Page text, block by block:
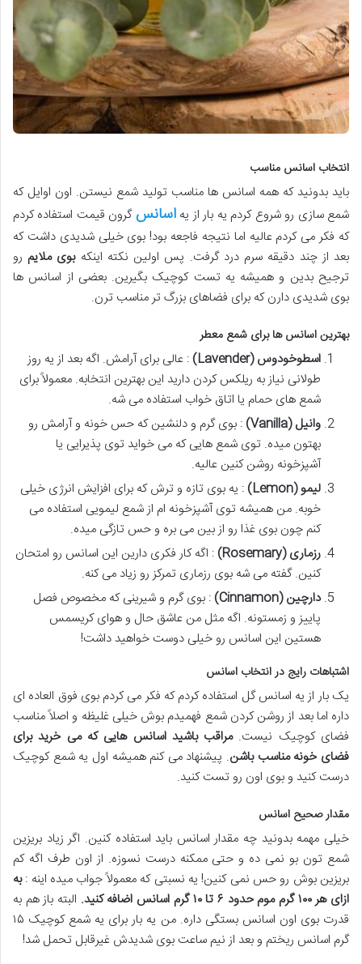
انتخاب اسانس مناسب
باید بدونید که همه اسانس ها مناسب تولید شمع نیستن. اون اوایل که
شمع سازی رو شروع کردم یه بار از یهاسانسگرون قیمت استفاده کردم
که فکر می کردم عالیه اما نتیجه فاجعه بود! بوی خیلی شدیدی داشت که
بعد از چند دقیقه سرم درد گرفت. پس اولین نکته اینکهبوی ملایم رو
ترجیح بدین و همیشه یه تست کوچیک بگیرین. بعضی از اسانس ها
بوی شدیدی دارن که برای فضاهای بزرگ تر مناسب ترن.
بهترین اسانس ها برای شمع معطر
اسطوخودوس(Lavender)
: عالی برای آرامش. اگه بعد از یه روز
طولانی نیاز به ریلکس کردن دارید این بهترین انتخابه. معمولاً برای
شمع های حمام یا اتاق خواب استفاده می شه.
وانیل(Vanilla)
: بوی گرم و دلنشین که حس خونه و آرامش رو
بهتون میده. توی شمع هایی که می خواید توی پذیرایی یا
آشپزخونه روشن کنین عالیه.
لیمو(Lemon)
: یه بوی تازه و ترش که برای افزایش انرژی خیلی
خوبه. من همیشه توی آشپزخونه ام از شمع لیمویی استفاده می
کنم چون بوی غذا رو از بین می بره و حس تازگی میده.
رزماری(Rosemary)
: اگه کار فکری دارین این اسانس رو امتحان
کنین. گفته می شه بوی رزماری تمرکز رو زیاد می کنه.
دارچین(Cinnamon)
: بوی گرم و شیرینی که مخصوص فصل
پاییز و زمستونه. اگه مثل من عاشق حال و هوای کریسمس
هستین این اسانس رو خیلی دوست خواهید داشت!
اشتباهات رایج در انتخاب اسانس
یک بار از یه اسانس گل استفاده کردم که فکر می کردم بوی فوق العاده ای
داره اما بعد از روشن کردن شمع فهمیدم بوش خیلی غلیظه و اصلاً مناسب
فضای کوچیک نیست.مراقب باشید اسانس هایی که می خرید برای
فضای خونه مناسب باشن. پیشنهاد می کنم همیشه اول یه شمع کوچیک
درست کنید و بوی اون رو تست کنید.
مقدار صحیح اسانس
خیلی مهمه بدونید چه مقدار اسانس باید استفاده کنین. اگر زیاد بریزین
شمع تون بو نمی ده و حتی ممکنه درست نسوزه. از اون طرف اگه کم
بریزین بوش رو حس نمی کنین! یه نسبتی که معمولاً جواب میده اینه :به
ازای هر۱۰۰گرم موم حدود ۶ تا۱۰گرم اسانس اضافه کنید. البته باز هم به
قدرت بوی اون اسانس بستگی داره. من یه بار برای یه شمع کوچیک ۱۵
گرم اسانس ریختم و بعد از نیم ساعت بوی شدیدش غیرقابل تحمل شد!